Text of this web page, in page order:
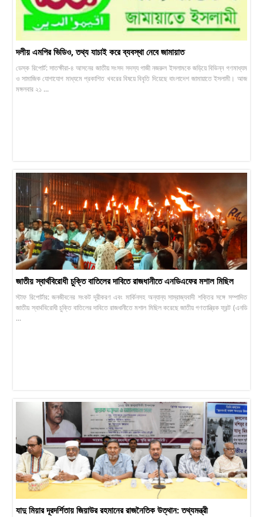
দলীয় এমপির ভিডিও, তথ্য যাচাই করে ব্যবস্থা নেবে জামায়াত
ডেস্ক রিপোর্ট: সাতক্ষীরা-৪ আসনের জাতীয় সংসদ সদস্য গাজী নজরুল ইসলামকে জড়িয়ে বিভিন্ন গণমাধ্যম
ও সামাজিক যোগাযোগ মাধ্যমে প্রকাশিত খবরের বিষয়ে বিবৃতি দিয়েছে বাংলাদেশ জামায়াতে ইসলামী। আজ
মঙ্গলবার ২১ ...
জাতীয় স্বার্থবিরোধী চুক্তি বাতিলের দাবিতে রাজধানীতে এনডিএফের মশাল মিছিল
স্টাফ রিপোর্টার: জনজীবনের সংকট দূরীকরণ এবং মার্কিনসহ অন্যান্য সাম্রাজ্যবাদী শক্তির সঙ্গে সম্পাদিত
জাতীয় স্বার্থবিরোধী চুক্তি বাতিলের দাবিতে রাজধানীতে মশাল মিছিল করেছে জাতীয় গণতান্ত্রিক ফ্রন্ট (এনডি
...
যাদু মিয়ার দূরদর্শিতায় জিয়াউর রহমানের রাজনৈতিক উত্থান: তথ্যমন্ত্রী